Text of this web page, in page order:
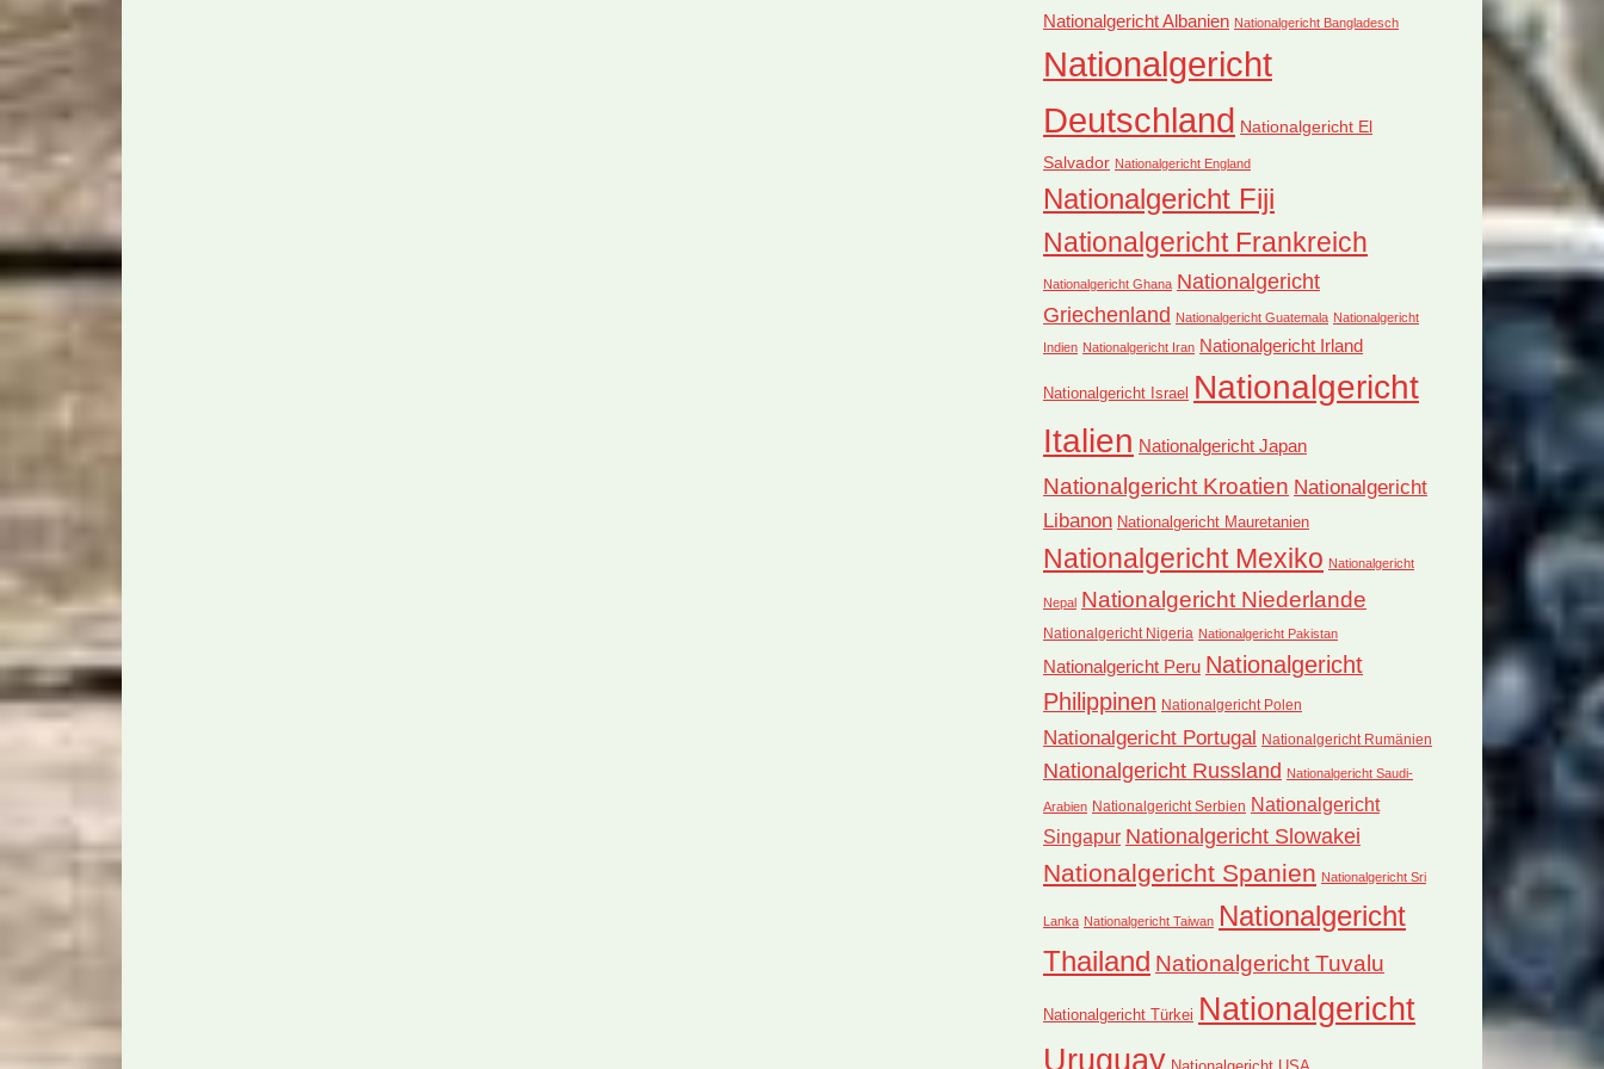
Nationalgericht Albanien Nationalgericht Bangladesch
Nationalgericht
Deutschland Nationalgericht El
Salvador Nationalgericht England
Nationalgericht Fiji
Nationalgericht Frankreich
Nationalgericht Ghana Nationalgericht
Griechenland Nationalgericht Guatemala Nationalgericht
Indien Nationalgericht Iran Nationalgericht Irland
Nationalgericht Israel Nationalgericht
Italien Nationalgericht Japan
Nationalgericht Kroatien Nationalgericht
Libanon Nationalgericht Mauretanien
Nationalgericht Mexiko Nationalgericht
Nepal Nationalgericht Niederlande
Nationalgericht Nigeria Nationalgericht Pakistan
Nationalgericht Peru Nationalgericht
Philippinen Nationalgericht Polen
Nationalgericht Portugal Nationalgericht Rumänien
Nationalgericht Russland Nationalgericht Saudi-
Arabien Nationalgericht Serbien Nationalgericht
Singapur Nationalgericht Slowakei
Nationalgericht Spanien Nationalgericht Sri
Lanka Nationalgericht Taiwan Nationalgericht
Thailand Nationalgericht Tuvalu
Nationalgericht Türkei Nationalgericht
Uruguay